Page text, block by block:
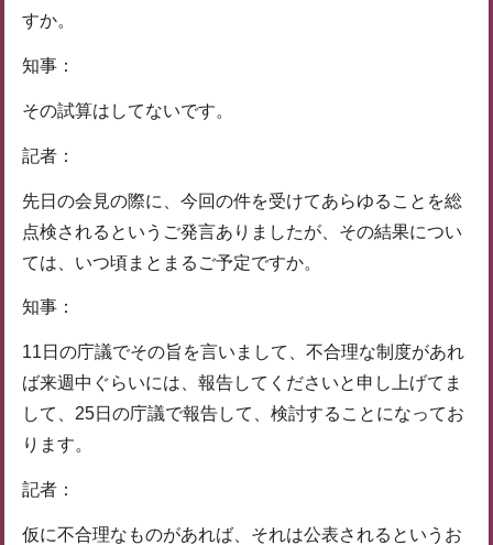
すか。
知事：
その試算はしてないです。
記者：
先日の会見の際に、今回の件を受けてあらゆることを総
点検されるというご発言ありましたが、その結果につい
ては、いつ頃まとまるご予定ですか。
知事：
11日の庁議でその旨を言いまして、不合理な制度があれ
ば来週中ぐらいには、報告してくださいと申し上げてま
して、25日の庁議で報告して、検討することになってお
ります。
記者：
仮に不合理なものがあれば、それは公表されるというお